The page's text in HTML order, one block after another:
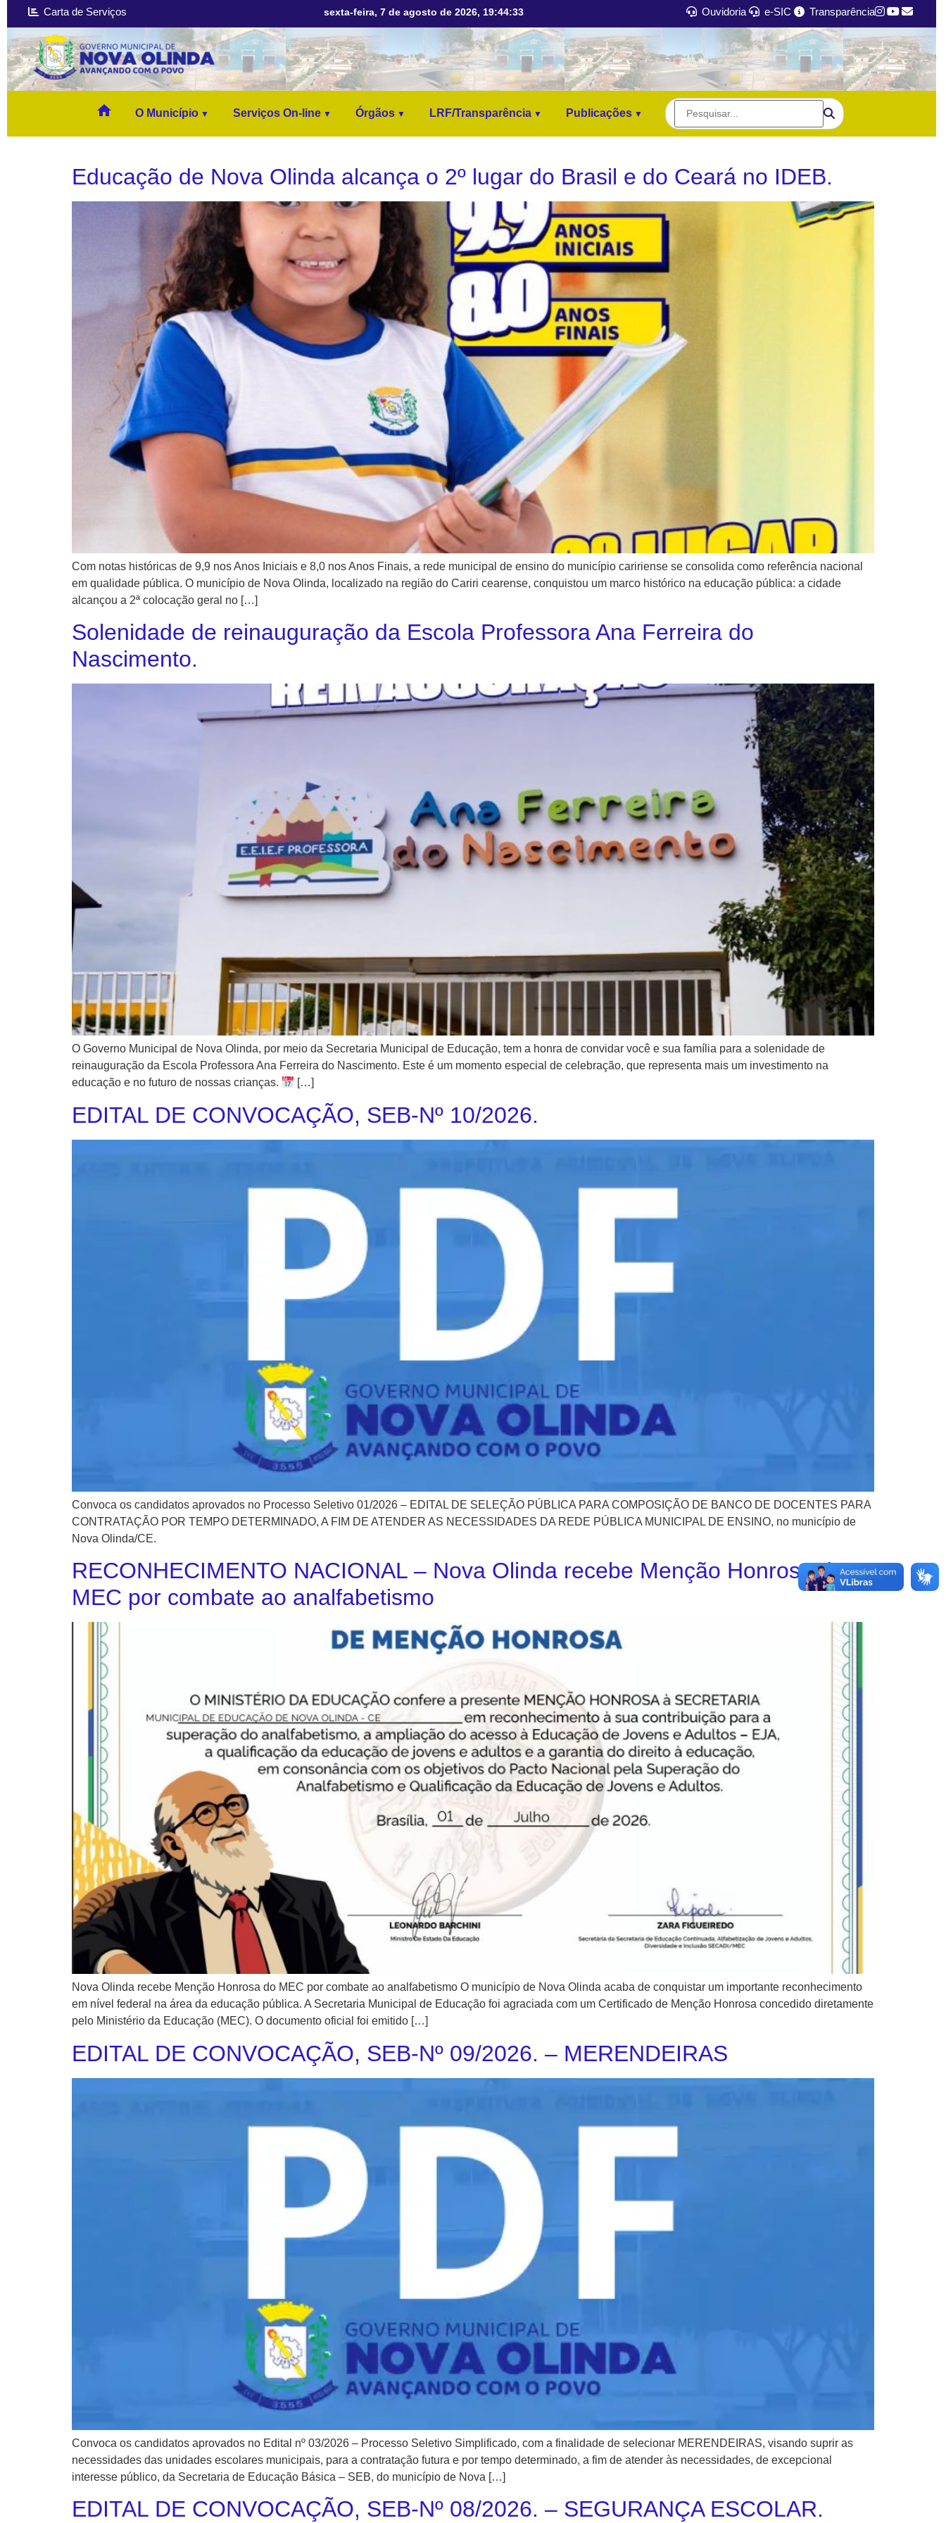
Carta de Serviços sexta-feira, 7 de agosto de 2026, 19:44:35 Ouvidoria e-SIC Transparência
home O Município Serviços On-line Órgãos LRF/Transparência Publicações
Educação de Nova Olinda alcança o 2º lugar do Brasil e do Ceará no IDEB.
Com notas históricas de 9,9 nos Anos Iniciais e 8,0 nos Anos Finais, a rede municipal de ensino do município caririense se consolida como referência nacional
em qualidade pública. O município de Nova Olinda, localizado na região do Cariri cearense, conquistou um marco histórico na educação pública: a cidade
alcançou a 2ª colocação geral no […]
Solenidade de reinauguração da Escola Professora Ana Ferreira do
Nascimento.
O Governo Municipal de Nova Olinda, por meio da Secretaria Municipal de Educação, tem a honra de convidar você e sua família para a solenidade de
reinauguração da Escola Professora Ana Ferreira do Nascimento. Este é um momento especial de celebração, que representa mais um investimento na
educação e no futuro de nossas crianças.
[…]
EDITAL DE CONVOCAÇÃO, SEB-Nº 10/2026.
Convoca os candidatos aprovados no Processo Seletivo 01/2026 – EDITAL DE SELEÇÃO PÚBLICA PARA COMPOSIÇÃO DE BANCO DE DOCENTES PARA
CONTRATAÇÃO POR TEMPO DETERMINADO, A FIM DE ATENDER AS NECESSIDADES DA REDE PÚBLICA MUNICIPAL DE ENSINO, no município de
Nova Olinda/CE.
RECONHECIMENTO NACIONAL – Nova Olinda recebe Menção Honrosa do
MEC por combate ao analfabetismo
Nova Olinda recebe Menção Honrosa do MEC por combate ao analfabetismo O município de Nova Olinda acaba de conquistar um importante reconhecimento
em nível federal na área da educação pública. A Secretaria Municipal de Educação foi agraciada com um Certificado de Menção Honrosa concedido diretamente
pelo Ministério da Educação (MEC). ​O documento oficial foi emitido […]
EDITAL DE CONVOCAÇÃO, SEB-Nº 09/2026. – MERENDEIRAS
Convoca os candidatos aprovados no Edital nº 03/2026 – Processo Seletivo Simplificado, com a finalidade de selecionar MERENDEIRAS, visando suprir as
necessidades das unidades escolares municipais, para a contratação futura e por tempo determinado, a fim de atender às necessidades, de excepcional
interesse público, da Secretaria de Educação Básica – SEB, do município de Nova […]
EDITAL DE CONVOCAÇÃO, SEB-Nº 08/2026. – SEGURANÇA ESCOLAR.